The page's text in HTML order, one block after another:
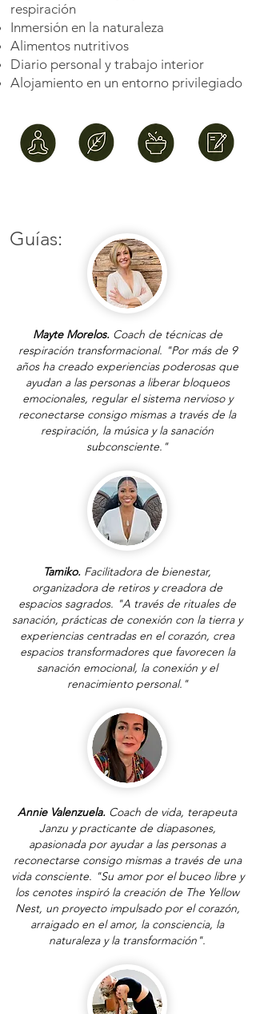
respiración
Inmersión en la naturaleza
Alimentos nutritivos
Diario personal y trabajo interior
Alojamiento en un entorno privilegiado
Guías:
Mayte Morelos. Coach de técnicas de
respiración transformacional. "Por más de 9
años ha creado experiencias poderosas que
ayudan a las personas a liberar bloqueos
emocionales, regular el sistema nervioso y
reconectarse consigo mismas a través de la
respiración, la música y la sanación
subconsciente."
Tamiko. Facilitadora de bienestar,
organizadora de retiros y creadora de
espacios sagrados. "A través de rituales de
sanación, prácticas de conexión con la tierra y
experiencias centradas en el corazón, crea
espacios transformadores que favorecen la
sanación emocional, la conexión y el
renacimiento personal."
Annie Valenzuela. Coach de vida, terapeuta
Janzu y practicante de diapasones,
apasionada por ayudar a las personas a
reconectarse consigo mismas a través de una
vida consciente. "Su amor por el buceo libre y
los cenotes inspiró la creación de The Yellow
Nest, un proyecto impulsado por el corazón,
arraigado en el amor, la consciencia, la
naturaleza y la transformación".